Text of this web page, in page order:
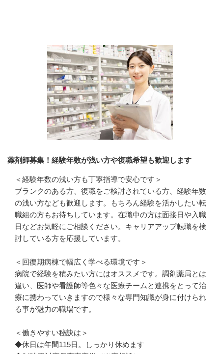
薬剤師募集！経験年数が浅い方や復職希望も歓迎します
＜経験年数の浅い方も丁寧指導で安心です＞
ブランクのある方、復職をご検討されている方、経験年数
の浅い方なども歓迎します。もちろん経験を活かしたい転
職組の方もお待ちしています。在職中の方は面接日や入職
日などお気軽にご相談ください。キャリアアップ転職を検
討している方を応援しています。
＜回復期病棟で幅広く学べる環境です＞
病院で経験を積みたい方にはオススメです。調剤薬局とは
違い、医師や看護師等色々な医療チームと連携をとって治
療に携わっていきますので様々な専門知識が身に付けられ
る事が魅力の職場です。
＜働きやすい秘訣は＞
◆休日は年間115日。しっかり休めます